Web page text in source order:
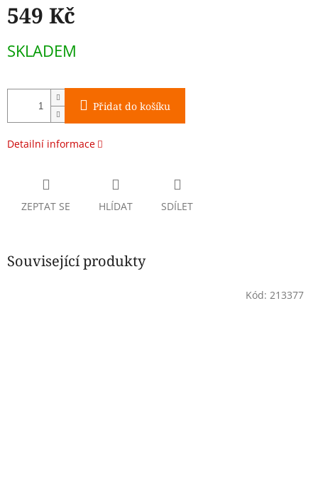
549 Kč
cena:
SKLADEM
Přidat do košíku
Detailní informace
ZEPTAT SE HLÍDAT SDÍLET
Související produkty
Kód: 213377